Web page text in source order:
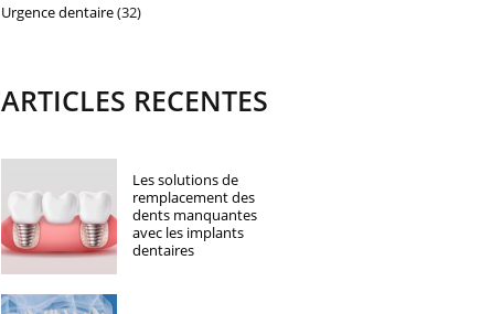
Urgence dentaire(32)
ARTICLES RECENTES
Les solutions de
remplacement des
dents manquantes
avec les implants
dentaires